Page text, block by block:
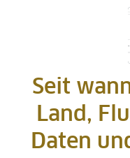
Seit
Land,
Daten